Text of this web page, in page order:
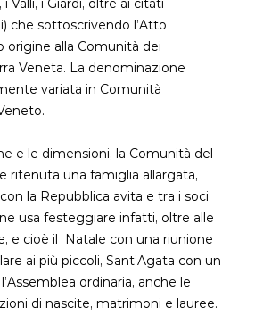
Valli, i Giardi, oltre ai citati
che sottoscrivendo l’Atto
origine alla Comunità dei
Veneta. La denominazione
variata in Comunità
e le dimensioni, la Comunità del
ritenuta una famiglia allargata,
la Repubblica avita e tra i soci
usa festeggiare infatti, oltre alle
e cioè il Natale con una riunione
ai più piccoli, Sant’Agata con un
ordinaria, anche le
di nascite, matrimoni e lauree.